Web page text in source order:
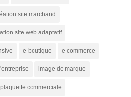
site marchand
site web adaptatif
e-boutique e-commerce
image de marque
plaquette commerciale